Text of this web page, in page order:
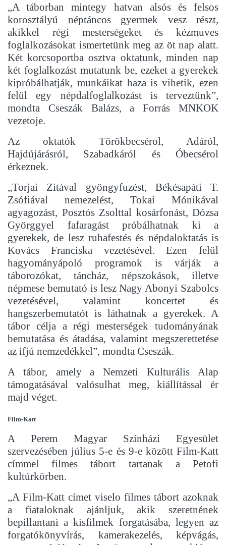
„A táborban mintegy hatvan alsós és felsos
korosztályú néptáncos gyermek vesz részt,
akikkel régi mesterségeket és kézmuves
foglalkozásokat ismertetünk meg az öt nap alatt.
Két korcsoportba osztva oktatunk, minden nap
két foglalkozást mutatunk be, ezeket a gyerekek
kipróbálhatják, munkáikat haza is vihetik, ezen
felül egy népdalfoglalkozást is terveztünk”,
mondta Cseszák Balázs, a Forrás MNKOK
vezetoje.
Az oktatók Törökbecsérol, Adáról,
Hajdújárásról, Szabadkáról és Óbecsérol
érkeznek.
„Torjai Zitával gyöngyfuzést, Békésapáti T.
Zsófiával nemezelést, Tokai Mónikával
agyagozást, Posztós Zsolttal kosárfonást, Dózsa
Györggyel fafaragást próbálhatnak ki a
gyerekek, de lesz ruhafestés és népdaloktatás is
Kovács Franciska vezetésével. Ezen felül
hagyományápoló programok is várják a
táborozókat, táncház, népszokások, illetve
népmese bemutató is lesz Nagy Abonyi Szabolcs
vezetésével, valamint koncertet és
hangszerbemutatót is láthatnak a gyerekek. A
tábor célja a régi mesterségek tudományának
bemutatása és átadása, valamint megszerettetése
az ifjú nemzedékkel”, mondta Cseszák.
A tábor, amely a Nemzeti Kulturális Alap
támogatásával valósulhat meg, kiállítással ér
majd véget.
Film-Katt
A Perem Magyar Színházi Egyesület
szervezésében július 5-e és 9-e között Film-Katt
címmel filmes tábort tartanak a Petofi
kultúrkörben.
„A Film-Katt címet viselo filmes tábort azoknak
a fiataloknak ajánljuk, akik szeretnének
bepillantani a kisfilmek forgatásába, legyen az
forgatókönyvírás, kamerakezelés, képvágás,